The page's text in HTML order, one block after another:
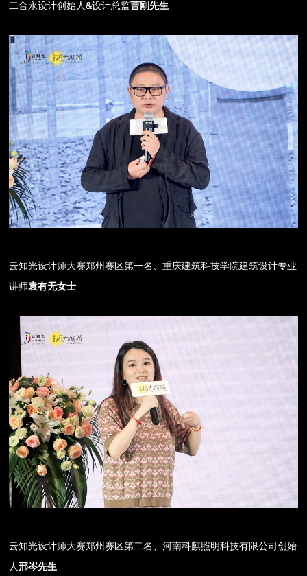
二合永设计创始人&设计总监曹刚先生
云知光设计师大赛郑州赛区第一名、重庆建筑科技学院建筑设计专业
讲师袁有无女士
云知光设计师大赛郑州赛区第二名、河南科麒照明科技有限公司创始
人邢岑先生